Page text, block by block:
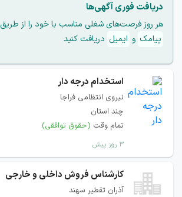
دریافت فوری آگهی‌ها
هر روز فرصت‌های شغلی مناسب با خود را از طریق
پیامک و ایمیل دریافت کنید
استخدام درجه دار
نیروی انتظامی فراجا
چند استان
تمام وقت (حقوق توافقی)
۳ روز پیش
كارشناس فروش داخلی و خارجی
آذران تقطير سهند